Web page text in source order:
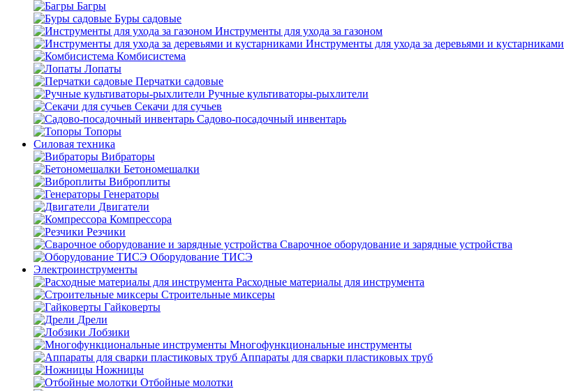
Багры
Буры садовые
Инструменты для ухода за газоном
Инструменты для ухода за деревьями и кустарниками
Комбисистема
Лопаты
Перчатки садовые
Ручные культиваторы-рыхлители
Секачи для сучьев
Садово-посадочный инвентарь
Топоры
Силовая техника
Вибраторы
Бетономешалки
Виброплиты
Генераторы
Двигатели
Компрессора
Резчики
Сварочное оборудование и зарядные устройства
Оборудование ТИСЭ
Электроинструменты
Расходные материалы для инструмента
Строительные миксеры
Гайковерты
Дрели
Лобзики
Многофункциональные инструменты
Аппараты для сварки пластиковых труб
Ножницы
Отбойные молотки